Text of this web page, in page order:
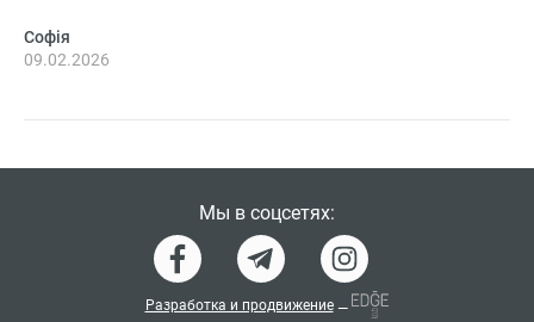
Софія
09.02.2026
Мы в соцсетях:
Разработка и продвижение —